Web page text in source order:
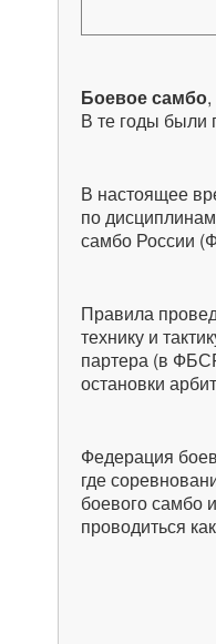
Боевое самбо
В те годы были
В настоящее
по
самбо России
Правила
технику и
партера (в
остановки
Федерация
где
боевого самбо
проводиться